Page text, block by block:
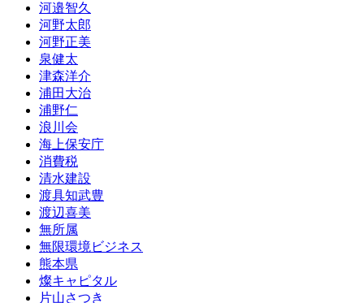
河邉智久
河野太郎
河野正美
泉健太
津森洋介
浦田大治
浦野仁
浪川会
海上保安庁
消費税
清水建設
渡具知武豊
渡辺喜美
無所属
無限環境ビジネス
熊本県
燦キャピタル
片山さつき